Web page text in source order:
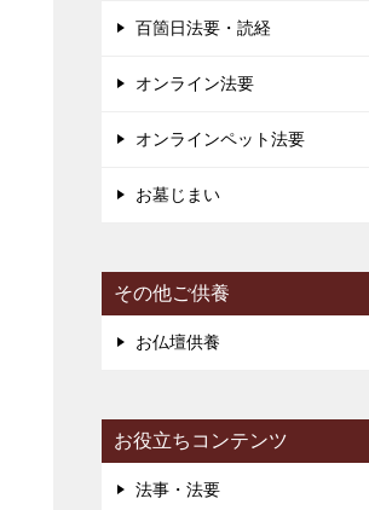
百箇日法要・読経
オンライン法要
オンラインペット法要
お墓じまい
その他ご供養
お仏壇供養
お役立ちコンテンツ
法事・法要